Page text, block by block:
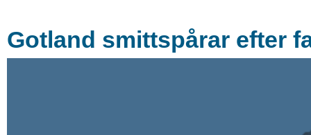
Gotland smittspårar efter